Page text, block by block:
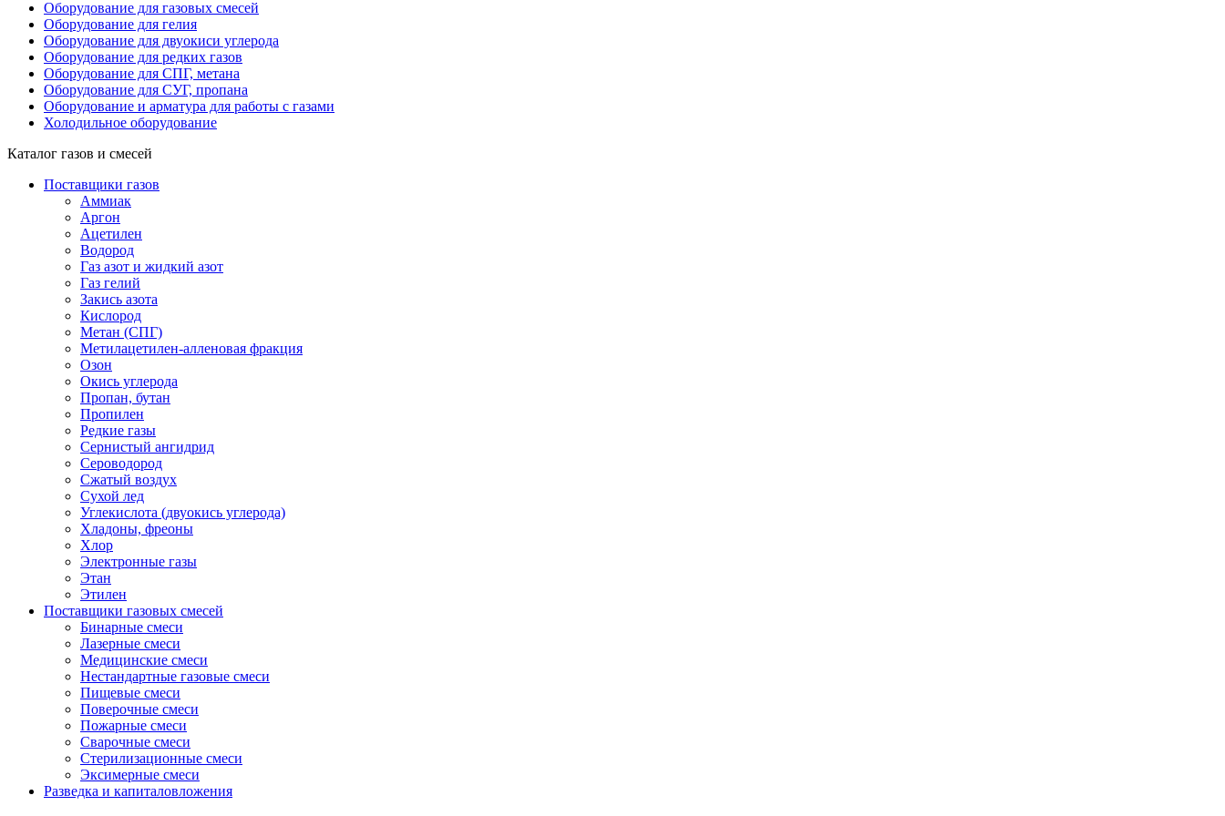
Оборудование для газовых смесей
Оборудование для гелия
Оборудование для двуокиси углерода
Оборудование для редких газов
Оборудование для СПГ, метана
Оборудование для СУГ, пропана
Оборудование и арматура для работы с газами
Холодильное оборудование
Каталог газов и смесей
Поставщики газов
Аммиак
Аргон
Ацетилен
Водород
Газ азот и жидкий азот
Газ гелий
Закись азота
Кислород
Метан (СПГ)
Метилацетилен-алленовая фракция
Озон
Окись углерода
Пропан, бутан
Пропилен
Редкие газы
Сернистый ангидрид
Сероводород
Сжатый воздух
Сухой лед
Углекислота (двуокись углерода)
Хладоны, фреоны
Хлор
Электронные газы
Этан
Этилен
Поставщики газовых смесей
Бинарные смеси
Лазерные смеси
Медицинские смеси
Нестандартные газовые смеси
Пищевые смеси
Поверочные смеси
Пожарные смеси
Сварочные смеси
Стерилизационные смеси
Эксимерные смеси
Разведка и капиталовложения